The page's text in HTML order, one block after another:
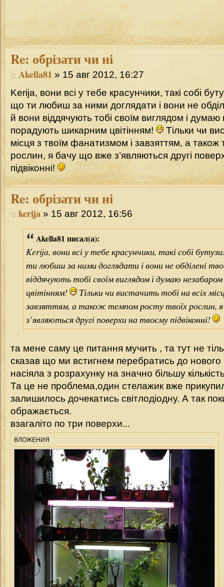
Re: обрізати чи ні
Akella81 » 15 авг 2012, 16:27
Kerija, вони всі у тебе красунчики, такі собі
що ти любиш за ними доглядати і вони не
й вони віддячують тобі своїм виглядом і
порадують шикарним цвітінням!
Тільки чи
місця з твоїм фанатизмом і завзяттям, а також
рослин, я бачу що вже з’являються другі
підвіконні!
Re: обрізати чи ні
kerija » 15 авг 2012, 16:56
Akella81 писал(а):
Kerija, вони всі у тебе красунчики, такі собі
ти любиш за ними доглядати і вони не обділені
віддячують тобі своїм виглядом і думаю
цвітінням!
Тільки чи вистачить тобі на всіх
завзяттям, а також темпом росту твоїх рослин,
з’являються другі поверхи на твоєму підвіконні!
та мене саму це питання мучить , та тут не
сказав що ми встигнем перебратись до нового
насіяла з розрахунку на значно більшу
Та це не проблема,один стелажик вже
залишилось дочекатись світлодіодну. А так
ображається.
взагаліто по три поверхи...
ВЛОЖЕНИЯ